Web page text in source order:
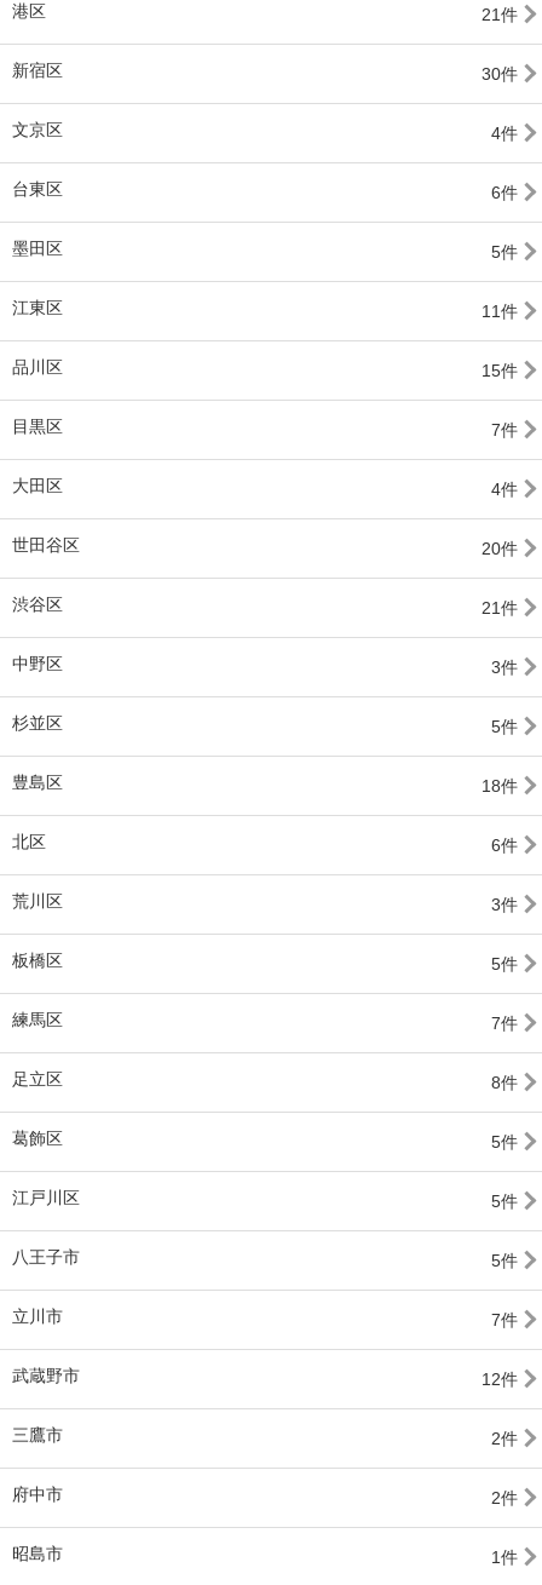
港区 21件
新宿区 30件
文京区 4件
台東区 6件
墨田区 5件
江東区 11件
品川区 15件
目黒区 7件
大田区 4件
世田谷区 20件
渋谷区 21件
中野区 3件
杉並区 5件
豊島区 18件
北区 6件
荒川区 3件
板橋区 5件
練馬区 7件
足立区 8件
葛飾区 5件
江戸川区 5件
八王子市 5件
立川市 7件
武蔵野市 12件
三鷹市 2件
府中市 2件
昭島市 1件